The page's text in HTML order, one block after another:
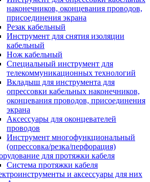
наконечников, оконцевания проводов,
присоединения экрана
Резак кабельный
Инструмент для снятия изоляции
кабельный
Нож кабельный
Специальный инструмент для
телекоммуникационных технологий
Вкладыш для инструмента для
опрессовки кабельных наконечников,
оконцевания проводов, присоединения
экрана
Аксессуары для оконцевателей
проводов
Инструмент многофункциональный
(опрессовка/резка/перфорация)
для протяжки кабеля
Система протяжки кабеля
и аксессуары для них